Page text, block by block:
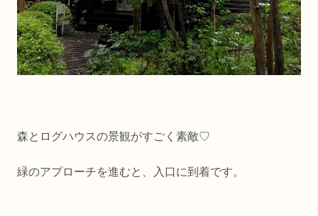
森とログハウスの景観がすごく素敵♡
緑のアプローチを進むと、入口に到着です。